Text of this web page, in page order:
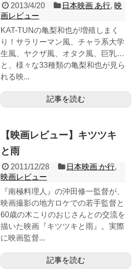
2013/4/20 日本映画 あ行, 映
画レビュー
KAT-TUNの亀梨和也が増殖しまく
り！サラリーマン風、チャラ系大学
生風、ヤクザ風、オタク風、巨乳…
と、様々な33種類の亀梨和也が見ら
れる映...
記事を読む
【映画レビュー】キツツキ
と雨
2011/12/28 日本映画 か行,
映画レビュー
『南極料理人』の沖田修一監督が、
映画撮影の地方ロケでの若手監督と
60歳の木こりのおじさんとの交流を
描いた映画『キツツキと雨』。実際
に映画監督...
記事を読む